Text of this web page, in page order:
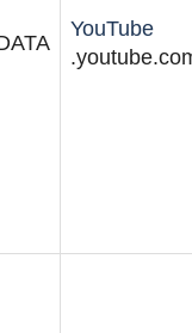
YouTube